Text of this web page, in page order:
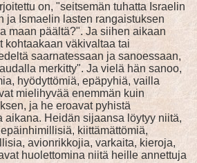
on, "seitsemän tuhatta Israelin
ja Ismaelin lasten rangaistuksen
maan päältä?". Ja siihen aikaan
kohtaakaan väkivaltaa tai
saarnatessaan ja sanoessaan,
merkitty". Ja vielä hän sanoo,
hyödyttömiä, epäpyhiä, vailla
mielihyvää enemmän kuin
ja he eroavat pyhistä
aikana. Heidän sijaansa löytyy niitä,
kiittämättömiä,
avionrikkojia, varkaita, kieroja,
huolettomina niitä heille annettuja